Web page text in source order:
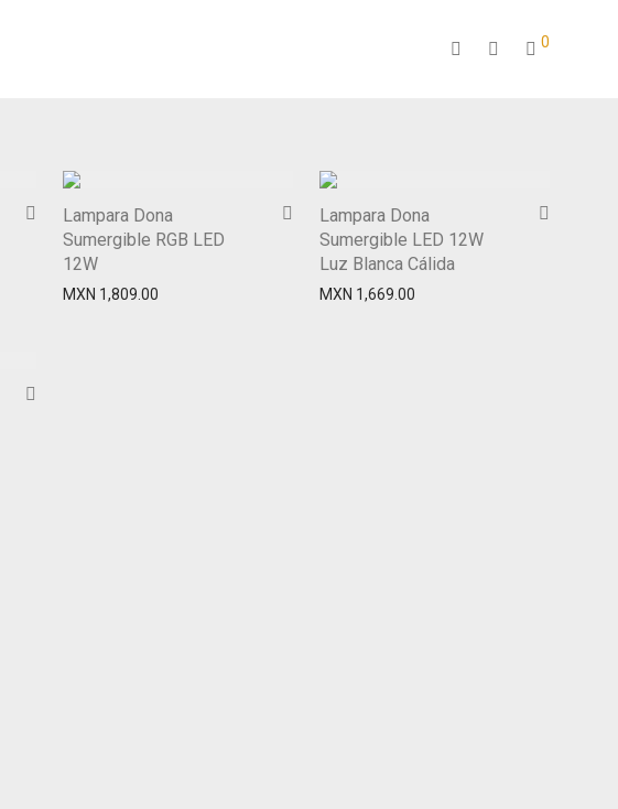
0
Lampara Dona
Sumergible RGB LED
12W
MXN 1,809.00
Lampara Dona
Sumergible LED 12W
Luz Blanca Cálida
MXN 1,669.00